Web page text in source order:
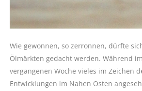
Wie gewonnen, so zerronnen, dürfte
Ölmärkten gedacht werden. Während
vergangenen Woche vieles im Zeichen
Entwicklungen im Nahen Osten